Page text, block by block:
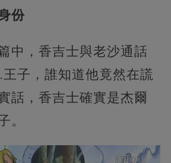
份
中，香吉士與老沙通話
子，誰知道他竟然在謊
話，香吉士確實是杰爾
。